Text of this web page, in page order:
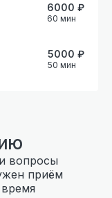
60 мин
6000 ₽
50 мин
5000 ₽
вопросы
приём